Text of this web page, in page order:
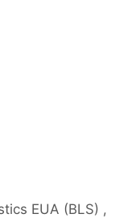
EUA (BLS) ,